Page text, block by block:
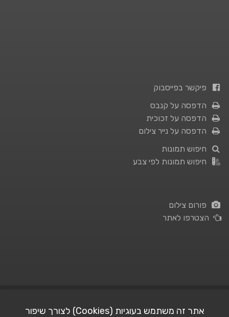
פיקשר בפייסבוק
הדפסה על קנבס
הדפסה על זכוכית
הדפסה על נייר צילום
חיפוש תמונות
חיפוש תמונות לפי צבע
פורום צילום
הצטרפו לאתר
אתר זה משתמש בעוגיות (Cookies) לצורך שיפור